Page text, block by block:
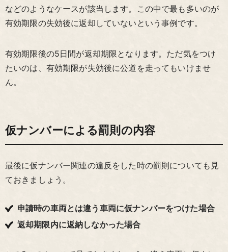
などのようなケースが該当します。この中で最も多いのが
有効期限の失効後に返却していないという事例です。
有効期限後の5日間が返却期限となります。ただ気をつけ
たいのは、有効期限が失効後に公道を走ってもいけませ
ん。
仮ナンバーによる罰則の内容
最後に仮ナンバー関連の違反をした時の罰則についても見
ておきましょう。
申請時の車両とは違う車両に仮ナンバーをつけた場合
返却期限内に返納しなかった場合